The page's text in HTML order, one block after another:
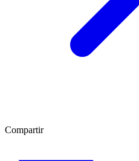
Compartir